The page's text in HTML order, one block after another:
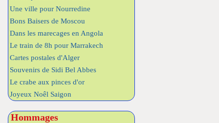
Une ville pour Nourredine
Bons Baisers de Moscou
Dans les marecages en Angola
Le train de 8h pour Marrakech
Cartes postales d'Alger
Souvenirs de Sidi Bel Abbes
Le crabe aux pinces d'or
Joyeux Noêl Saigon
Hommages